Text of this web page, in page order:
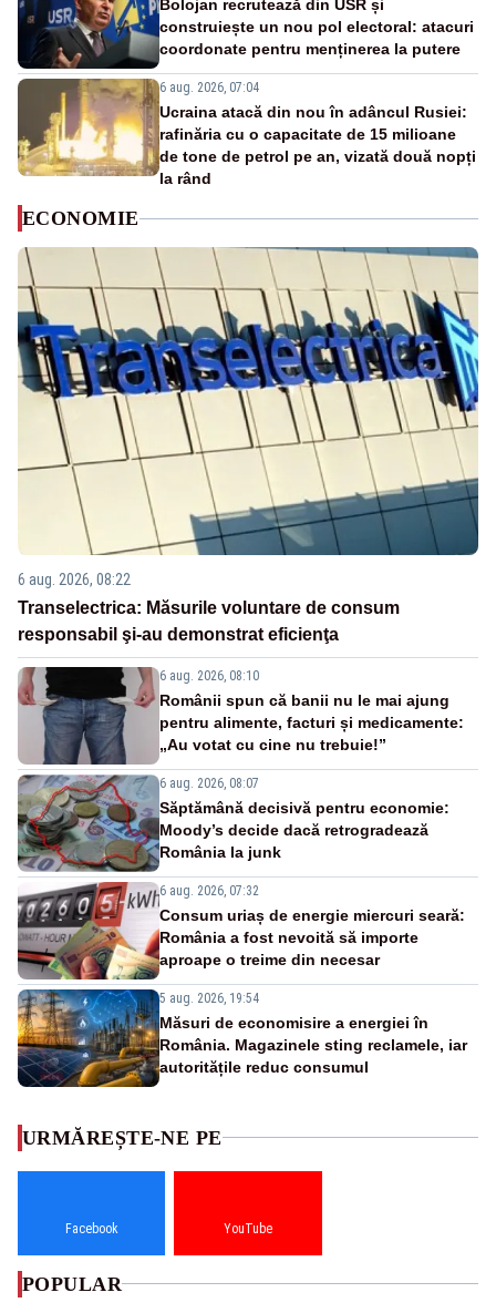
Bolojan recrutează din USR și
construiește un nou pol electoral: atacuri
coordonate pentru menținerea la putere
6 aug. 2026, 07:04
Ucraina atacă din nou în adâncul Rusiei:
rafinăria cu o capacitate de 15 milioane
de tone de petrol pe an, vizată două nopți
la rând
ECONOMIE
6 aug. 2026, 08:22
Transelectrica: Măsurile voluntare de consum
responsabil şi-au demonstrat eficienţa
6 aug. 2026, 08:10
Românii spun că banii nu le mai ajung
pentru alimente, facturi și medicamente:
„Au votat cu cine nu trebuie!”
6 aug. 2026, 08:07
Săptămână decisivă pentru economie:
Moody’s decide dacă retrogradează
România la junk
6 aug. 2026, 07:32
Consum uriaș de energie miercuri seară:
România a fost nevoită să importe
aproape o treime din necesar
5 aug. 2026, 19:54
Măsuri de economisire a energiei în
România. Magazinele sting reclamele, iar
autoritățile reduc consumul
URMĂREȘTE-NE PE
Facebook YouTube
POPULAR